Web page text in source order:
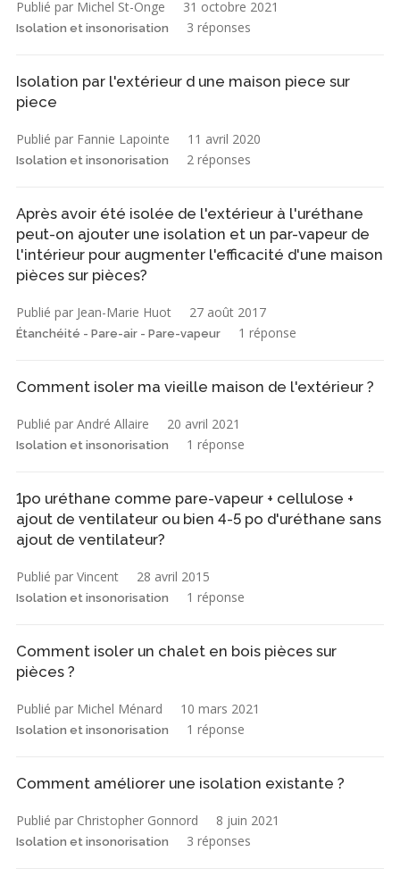
Publié par Michel St-Onge 31 octobre 2021
Isolation et insonorisation 3 réponses
Isolation par l'extérieur d une maison piece sur
piece
Publié par Fannie Lapointe 11 avril 2020
Isolation et insonorisation 2 réponses
Après avoir été isolée de l'extérieur à l'uréthane
peut-on ajouter une isolation et un par-vapeur de
l'intérieur pour augmenter l'efficacité d'une maison
pièces sur pièces?
Publié par Jean-Marie Huot 27 août 2017
Étanchéité - Pare-air - Pare-vapeur 1 réponse
Comment isoler ma vieille maison de l'extérieur ?
Publié par André Allaire 20 avril 2021
Isolation et insonorisation 1 réponse
1po uréthane comme pare-vapeur + cellulose +
ajout de ventilateur ou bien 4-5 po d'uréthane sans
ajout de ventilateur?
Publié par Vincent 28 avril 2015
Isolation et insonorisation 1 réponse
Comment isoler un chalet en bois pièces sur
pièces ?
Publié par Michel Ménard 10 mars 2021
Isolation et insonorisation 1 réponse
Comment améliorer une isolation existante ?
Publié par Christopher Gonnord 8 juin 2021
Isolation et insonorisation 3 réponses